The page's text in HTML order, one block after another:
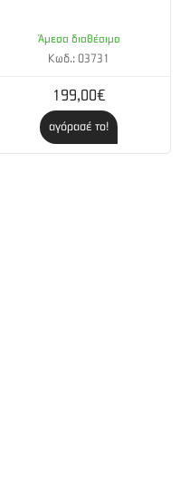
Άμεσα διαθέσιμο
Κωδ.: 03731
199,00€
αγόρασέ το!